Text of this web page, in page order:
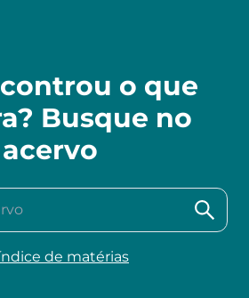
o que
Busque no
acervo
de matérias